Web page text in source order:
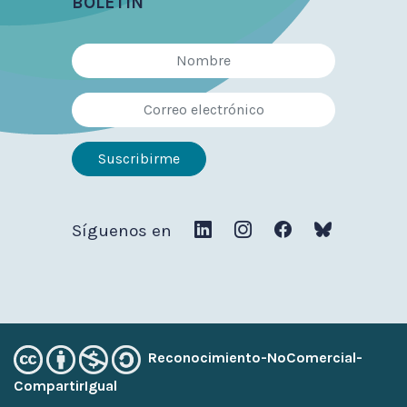
Síguenos en
Reconocimiento-NoComercial-
CompartirIgual